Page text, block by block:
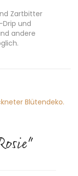
Zartbitter
Drip und
andere